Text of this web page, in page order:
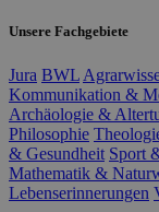
Unsere Fachgebiete
Jura BWL
Kommunikation &
Archäologie &
Philosophie
& Gesundheit Sport
Mathematik &
Lebenserinnerungen